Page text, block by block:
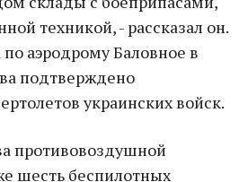
техникой, - рассказал он.
по аэродрому Баловное в
подтверждено
украинских войск.
противовоздушной
шесть беспилотных